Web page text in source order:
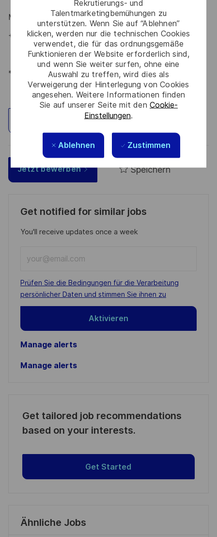
Rekrutierungs- und
Talentmarketingbemühungen zu
unterstützen. Wenn Sie auf “Ablehnen”
klicken, werden nur die technischen Cookies
verwendet, die für das ordnungsgemäße
Funktionieren der Website erforderlich sind,
und wenn Sie weiter surfen, ohne eine
Auswahl zu treffen, wird dies als
Verweigerung der Hinterlegung von Cookies
angesehen. Weitere Informationen finden
Sie auf unserer Seite mit den Cookie-
Einstellungen.
Ablehnen Zustimmen
Maria Gaissert– Talent Acquisition Partnerin
+49 172 8281399
*Human Intelligence
Standort erkunden
Jetzt bewerben Speichern
Get notified for similar jobs
You'll receive updates once a week
Email
address
(Required)
Required
Prüfen Sie die Bedingungen für die Verarbeitung
persönlicher Daten und stimmen Sie ihnen zu
Aktivieren
Manage alerts
Manage alerts
Get tailored job recommendations
based on your interests.
Get Started
Ähnliche Jobs